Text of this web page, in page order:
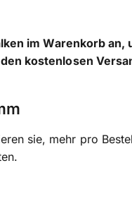
im Warenkorb an,
kostenlosen
sie, mehr pro